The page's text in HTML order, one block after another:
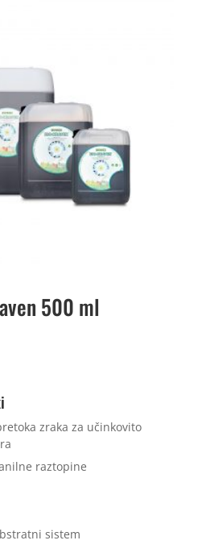
500 ml
zraka za učinkovito
raztopine
sistem